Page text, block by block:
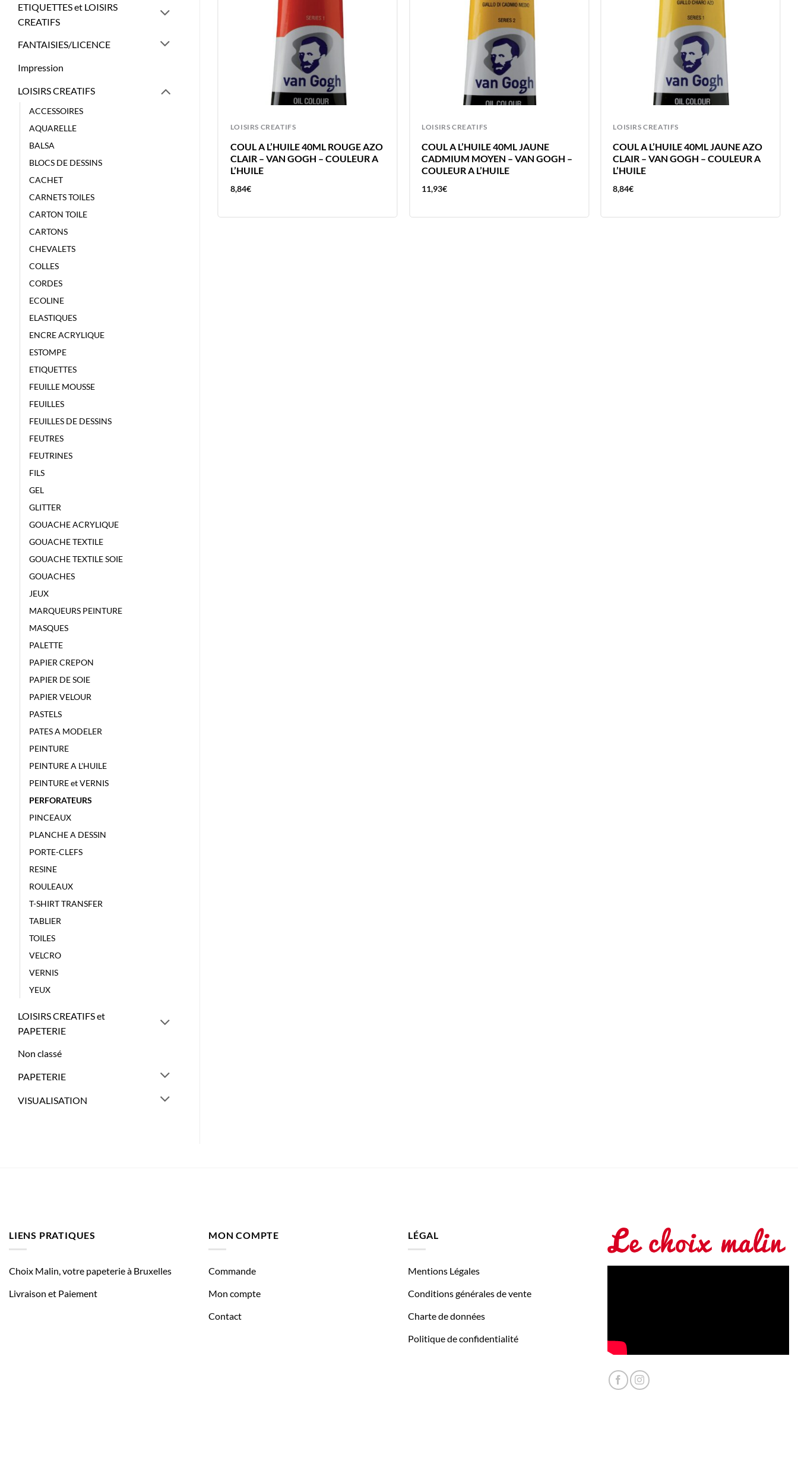
ETIQUETTES et LOISIRS
CREATIFS
FANTAISIES/LICENCE
Impression
LOISIRS CREATIFS
ACCESSOIRES
AQUARELLE
BALSA
BLOCS DE DESSINS
CACHET
CARNETS TOILES
CARTON TOILE
CARTONS
CHEVALETS
COLLES
CORDES
ECOLINE
ELASTIQUES
ENCRE ACRYLIQUE
ESTOMPE
ETIQUETTES
FEUILLE MOUSSE
FEUILLES
FEUILLES DE DESSINS
FEUTRES
FEUTRINES
FILS
GEL
GLITTER
GOUACHE ACRYLIQUE
GOUACHE TEXTILE
GOUACHE TEXTILE SOIE
GOUACHES
JEUX
MARQUEURS PEINTURE
MASQUES
PALETTE
PAPIER CREPON
PAPIER DE SOIE
PAPIER VELOUR
PASTELS
PATES A MODELER
PEINTURE
PEINTURE A L'HUILE
PEINTURE et VERNIS
PERFORATEURS
PINCEAUX
PLANCHE A DESSIN
PORTE-CLEFS
RESINE
ROULEAUX
T-SHIRT TRANSFER
TABLIER
TOILES
VELCRO
VERNIS
YEUX
LOISIRS CREATIFS et
PAPETERIE
Non classé
PAPETERIE
VISUALISATION
LOISIRS CREATIFS
COUL A L’HUILE 40ML ROUGE AZO
CLAIR – VAN GOGH – COULEUR A
L’HUILE
8,84€
LOISIRS CREATIFS
COUL A L’HUILE 40ML JAUNE
CADMIUM MOYEN – VAN GOGH –
COULEUR A L’HUILE
11,93€
LOISIRS CREATIFS
COUL A L’HUILE 40ML JAUNE AZO
CLAIR – VAN GOGH – COULEUR A
L’HUILE
8,84€
LOISIRS CREATIFS
COUL A L’HUILE 40ML TERRE
SIENNE NATURELLE – VAN GOGH –
LIENS PRATIQUES
Choix Malin, votre papeterie à Bruxelles
Livraison et Paiement
MON COMPTE
Commande
Mon compte
Contact
LÉGAL
Mentions Légales
Conditions générales de vente
Charte de données
Politique de confidentialité